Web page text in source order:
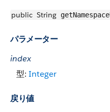
public String
パラメーター
index
型: Integer
戻り値